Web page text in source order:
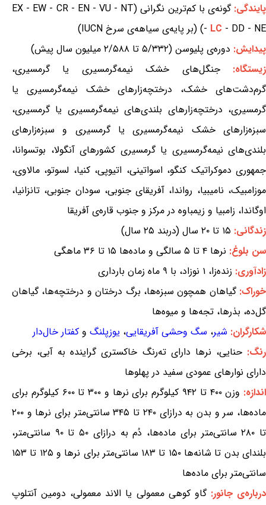
پایندگی:
گونه‌ی با کم‌ترین نگرانی (EX - EW - CR - EN - VU - NT
- LC - DD - NE) (بر پایه‌ی سیاهه‌ی سرخ IUCN)
پیدایش: دوره‌ی پلیوسن (۵/۳۳۲ تا ۲/۵۸۸ میلیون سال پیش)
زیستگاه:جنگل‌های خشک نیمه‌گرمسیری یا گرمسیری،
گرم‌دشت‌های خشک، درختچه‌زارهای خشک نیمه‌گرمسیری یا
گرمسیری، درختچه‌زارهای بلندی‌های نیمه‌گرمسیری یا گرمسیری،
سبزه‌زارهای خشک نیمه‌گرمسیری یا گرمسیری و سبزه‌زارهای
بلندی‌های نیمه‌گرمسیری یا گرمسیری کشورهای آنگولا، بوتسوانا،
جمهوری دموکراتیک کنگو، اسواتینی، اتیوپی، کنیا، لسوتو، مالاوی،
موزامبیک، نامیبیا، رواندا، آفریقای جنوبی، سودان جنوبی، تانزانیا،
اوگاندا، زامبیا و زیمباوه در مرکز و جنوب قاره‌ی آفریقا
زندگانی: ۱۵ تا ۲۰ سال (دربند ۲۵ سال)
سن بلوغ: نرها ۴ تا ۵ سالگی و ماده‌ها ۱۵ تا ۳۶ ماهگی
زادآوری: زنده‌زا، ۱ نوزاد، با ۹ ماه زمان بارداری
خوراک:گیاهان همچون سبزه‌ها، برگ درختان و درختچه‌ها، گیاهان
گل‌ده، بذرها، تجه‌ها و میوه‌ها
شکارگران: شیر، سگ وحشی آفریقایی، یوزپلنگ و کفتار خال‌دار
رنگ:حنایی، نرها دارای ته‌رنگ خاکستری گراینده به آبی، برخی
دارای نوارهای عمودی سفید در پهلوها
اندازه:
وزن ۴۰۰ تا ۹۴۲ کیلوگرم برای نرها و ۳۰۰ تا ۶۰۰ کیلوگرم برای
ماده‌ها، سر و بدن به درازای ۲۴۰ تا ۳۴۵ سانتی‌متر برای نرها و ۲۰۰
تا ۲۸۰ سانتی‌متر برای ماده‌ها، دُم به درازای ۵۰ تا ۹۰ سانتی‌متر،
بلندای بدن تا شانه‌ها ۱۵۰ تا ۱۸۳ سانتی‌متر برای نرها و ۱۲۵ تا ۱۵۳
سانتی‌متر برای ماده‌ها
درباره‌ی جانور:گاو کوهی معمولی یا الاند معمولی، دومین آنتلوپ